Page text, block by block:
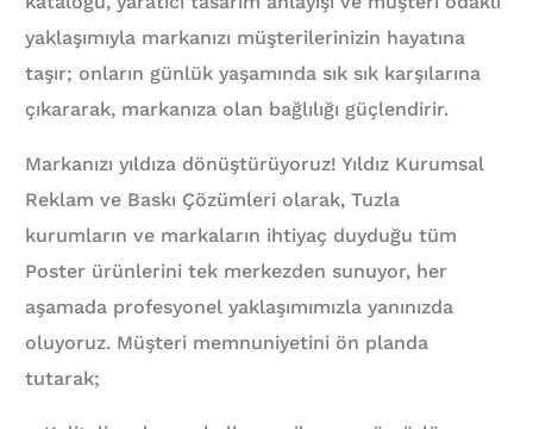
yaklaşımıyla markanızı müşterilerinizin hayatına
taşır; onların günlük yaşamında sık sık karşılarına
çıkararak, markanıza olan bağlılığı güçlendirir.
Markanızı yıldıza dönüştürüyoruz! Yıldız Kurumsal
Reklam ve Baskı Çözümleri olarak, Tuzla
kurumların ve markaların ihtiyaç duyduğu tüm
Poster ürünlerini tek merkezden sunuyor, her
aşamada profesyonel yaklaşımımızla yanınızda
oluyoruz. Müşteri memnuniyetini ön planda
tutarak;